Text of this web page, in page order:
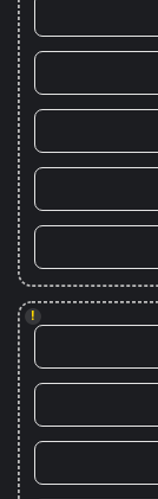
!